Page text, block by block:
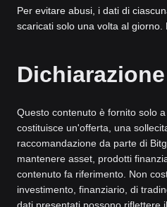
Per evitare abusi, i dati di
scaricati solo una volta al giorno.
Dichiarazione
Questo contenuto è fornito solo
costituisce un'offerta, una
raccomandazione da parte di
mantenere asset, prodotti
contenuto fa riferimento. Non
investimento, finanziario, di